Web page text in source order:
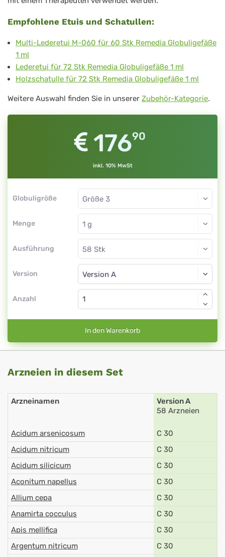
Empfohlene Etuis und Schatullen:
Multi-Lederetui M-060 für 60 Stk Remedia Globuligefäße
1 ml
Lederetui für 72 Stk Remedia Globuligefäße 1 ml
Holzschatulle für 72 Stk Remedia Globuligefäße 1 ml
Weitere Auswahl finden Sie in unserer Zubehör-Kategorie.
17690
inkl. 10% MwSt
Globuligröße
Menge
Ausführung
Version
Anzahl
In den Warenkorb
Arzneien in diesem Set
Arzneinamen
Version A
58 Arzneien
Acidum arsenicosum
C 30
Acidum nitricum
C 30
Acidum silicicum
C 30
Aconitum napellus
C 30
Allium cepa
C 30
Anamirta cocculus
C 30
Apis mellifica
C 30
Argentum nitricum
C 30